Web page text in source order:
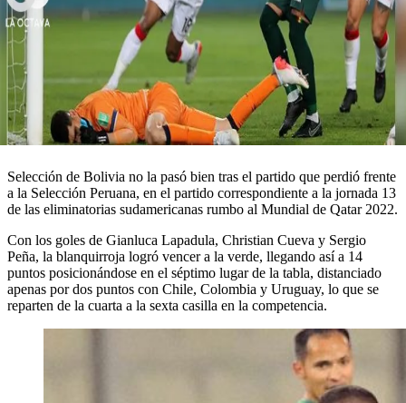
Selección de Bolivia no la pasó bien tras el partido que perdió frente
a la Selección Peruana, en el partido correspondiente a la jornada 13
de las eliminatorias sudamericanas rumbo al Mundial de Qatar 2022.
Con los goles de Gianluca Lapadula, Christian Cueva y Sergio
Peña, la blanquirroja logró vencer a la verde, llegando así a 14
puntos posicionándose en el séptimo lugar de la tabla, distanciado
apenas por dos puntos con Chile, Colombia y Uruguay, lo que se
reparten de la cuarta a la sexta casilla en la competencia.